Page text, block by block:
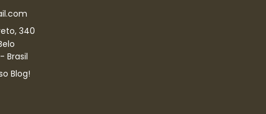
340
Brasil
Blog!